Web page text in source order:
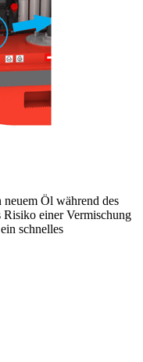
Öl während des
einer Vermischung
schnelles